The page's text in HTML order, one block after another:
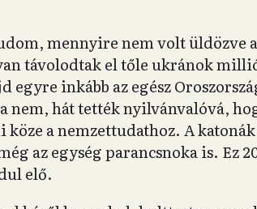
mennyire nem volt üldözve
távolodtak el tőle ukránok
egyre inkább az egész
nem, hát tették nyilvánvalóvá,
köze a nemzettudathoz. A
az egység parancsnoka is. Ez
elő.